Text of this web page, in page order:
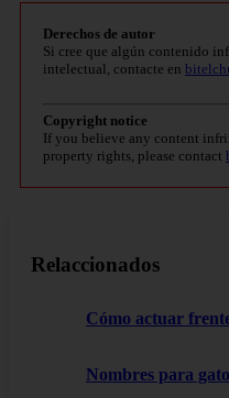
Derechos de autor
Si cree que algún contenido
intelectual, contacte en
Copyright notice
If you believe any content
property rights, please contact
Relaccionados
Cómo actuar
Nombres para